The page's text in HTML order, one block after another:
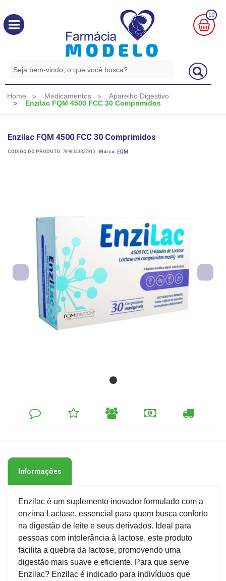
00
0,00
Home Medicamentos
Aparelho Digestivo
Enzilac FQM 4500 FCC 30 Comprimidos
Enzilac FQM 4500 FCC 30 Comprimidos
CÓDIGO DO PRODUTO: 7898040327910 | Marca: FQM
DEIXE
COMENTÁRIO
MINHA
LISTA
INDIQUE
FORMAS
CALCULAR
FRETE
Informações
Enzilac é um suplemento inovador formulado com a
enzima Lactase, essencial para quem busca conforto
na digestão de leite e seus derivados. Ideal para
pessoas com intolerância à lactose, este produto
facilita a quebra da lactose, promovendo uma
digestão mais suave e eficiente. Para que serve
Enzilac? Enzilac é indicado para indivíduos que